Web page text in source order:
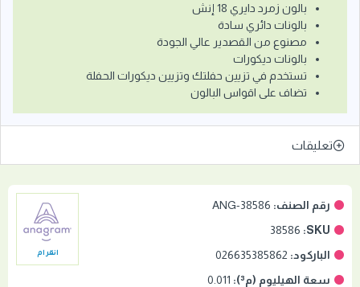
رقم الصنف: ANG-38586
SKU:
38586
الباركود: 026635385862
سعة الهيليوم (م³):
0.011
انقرام
بالون زمرد دايري 18 إنش
بالونات دائري سادة
مصنوع من القصدير عالي الجودة
بالونات ديكورات
تستخدم في تزيين حفلتك وتزيين ديكورات الحفلة
تضاف على اقواس البالون
تعليقات